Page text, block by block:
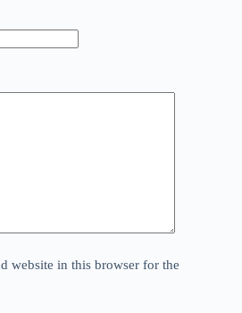
website in this browser for the